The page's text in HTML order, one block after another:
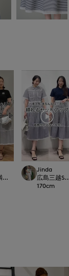
SUPERIORCLOSET
Jinda
広島三越
170cm